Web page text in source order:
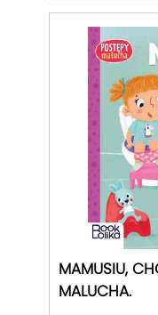
MAMUSIU,
MALUCHA.